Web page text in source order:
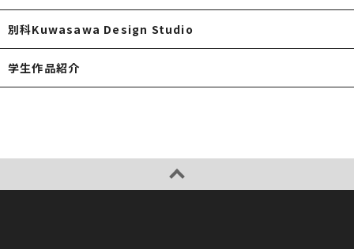
別科Kuwasawa Design Studio
学生作品紹介